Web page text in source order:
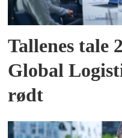
Tallenes tale
Global
rødt